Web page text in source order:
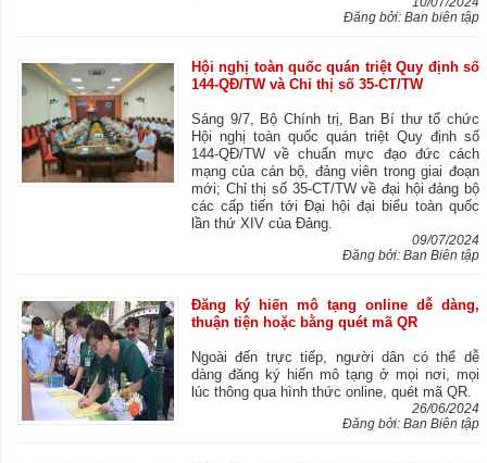
Đăng bởi: Ban biên tập
Hội nghị toàn quốc quán triệt Quy định số
144-QĐ/TW và Chỉ thị số 35-CT/TW
Sáng 9/7, Bộ Chính trị, Ban Bí thư tổ chức
Hội nghị toàn quốc quán triệt Quy định số
144-QĐ/TW về chuẩn mực đạo đức cách
mạng của cán bộ, đảng viên trong giai đoạn
mới; Chỉ thị số 35-CT/TW về đại hội đảng bộ
các cấp tiến tới Đại hội đại biểu toàn quốc
lần thứ XIV của Đảng.
09/07/2024
Đăng bởi: Ban Biên tập
Đăng ký hiến mô tạng online dễ dàng,
thuận tiện hoặc bằng quét mã QR
Ngoài đến trực tiếp, người dân có thể dễ
dàng đăng ký hiến mô tạng ở mọi nơi, mọi
lúc thông qua hình thức online, quét mã QR.
26/06/2024
Đăng bởi: Ban Biên tập